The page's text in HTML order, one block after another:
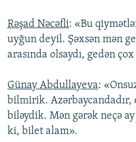
Rəşad Nəcəfli: «Bu
uyğun deyil. Şəxsən mən
arasında olsaydı, gedən
Günay Abdullayeva:
bilmirik. Azərbaycandadır,
biləydik. Mən gərək neçə
ki, bilet alam».